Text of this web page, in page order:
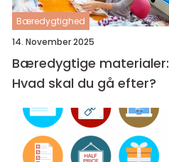
Bæredygtighed
14. November 2025
Bæredygtige materialer:
Hvad skal du gå efter?